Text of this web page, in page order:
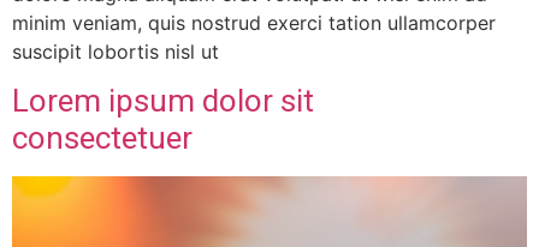
minim veniam, quis nostrud exerci tation ullamcorper
suscipit lobortis nisl ut
Lorem ipsum dolor sit
consectetuer